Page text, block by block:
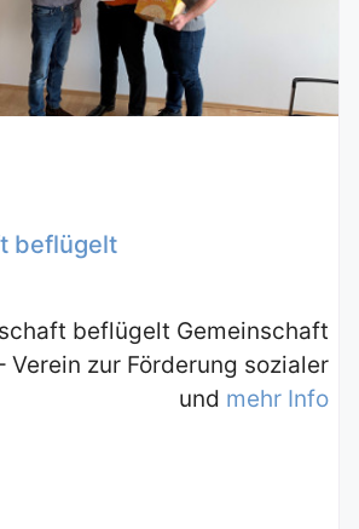
beflügelt
beflügelt Gemeinschaft
Verein zur Förderung sozialer
und mehr Info